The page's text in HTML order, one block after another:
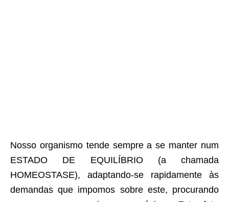
Nosso organismo tende sempre a se manter num
ESTADO DE EQUILÍBRIO (a chamada
HOMEOSTASE), adaptando-se rapidamente às
demandas que impomos sobre este, procurando